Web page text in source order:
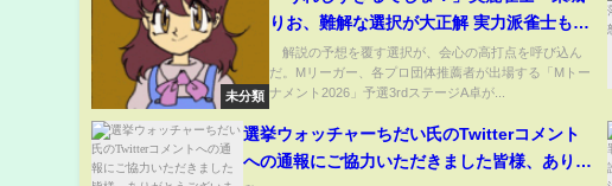
未分類
りお、難解な選択が大正解 実力派雀士も
「おめでとうございます！」と脱帽の一打/
麻雀・Mトーナメント(ABEMA TIMES)
解説の予想を覆す選択が、会心の高打点を呼び込ん
だ。Mリーガー、各プロ団体推薦者が出場する「Mトー
ナメント2026」予選3rdステージA卓が...
選挙ウォッチャーちだい氏のTwitterコメント
への通報にご協力いただきました皆様、ありが